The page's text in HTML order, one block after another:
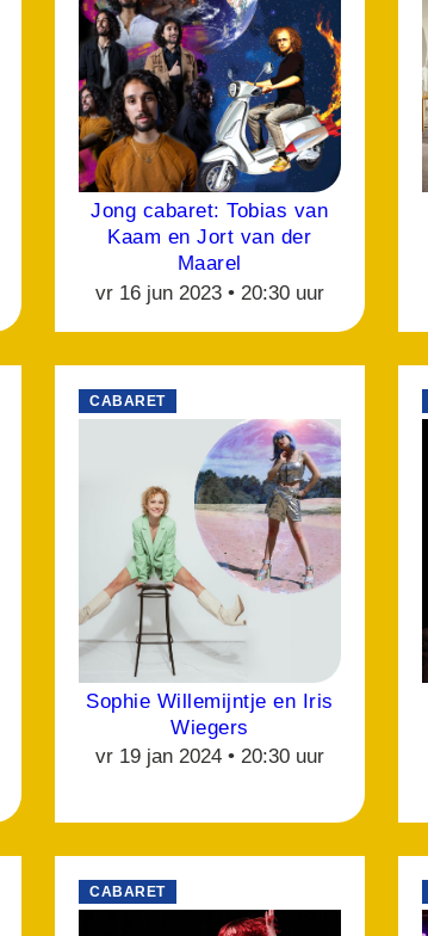
Jong cabaret: Tobias van
Kaam en Jort van der
Maarel
vr 16 jun 2023 • 20:30 uur
CABARET
Sophie Willemijntje en Iris
Wiegers
vr 19 jan 2024 • 20:30 uur
CABARET